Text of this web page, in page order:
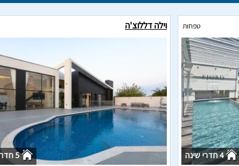
טפחות
4 חדרי שינה
וילה דללוצ'ה
5 חדרי שינה